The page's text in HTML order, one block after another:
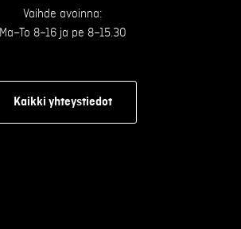
Vaihde avoinna:
Ma–To 8–16 ja pe 8–15.30
Kaikki yhteystiedot